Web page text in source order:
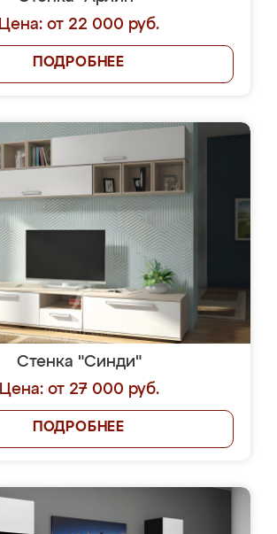
Цена: от 22 000 руб.
ПОДРОБНЕЕ
Стенка "Синди"
Цена: от 27 000 руб.
ПОДРОБНЕЕ